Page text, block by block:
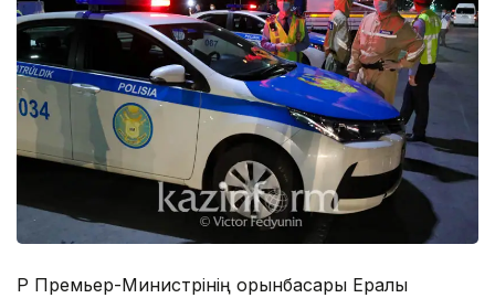
ҚР Премьер-Министрінің орынбасары Ералы